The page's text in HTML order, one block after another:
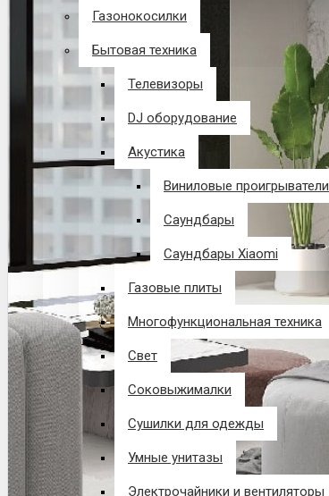
Газонокосилки
Бытовая техника
Телевизоры
DJ оборудование
Акустика
Виниловые проигрыватели
Саундбары
Саундбары Xiaomi
Газовые плиты
Многофункциональная техника
Свет
Соковыжималки
Сушилки для одежды
Умные унитазы
Электрочайники и вентиляторы